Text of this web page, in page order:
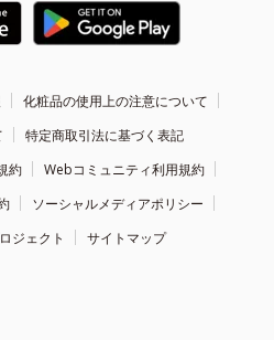
化粧品の使用上の注意について
特定商取引法に基づく表記
約
Webコミュニティ利用規約
ソーシャルメディアポリシー
ジェクト
サイトマップ